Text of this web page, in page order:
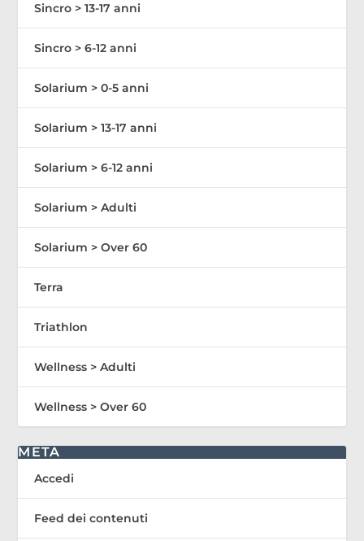
Sincro > 13-17 anni
Sincro > 6-12 anni
Solarium > 0-5 anni
Solarium > 13-17 anni
Solarium > 6-12 anni
Solarium > Adulti
Solarium > Over 60
Terra
Triathlon
Wellness > Adulti
Wellness > Over 60
META
Accedi
Feed dei contenuti